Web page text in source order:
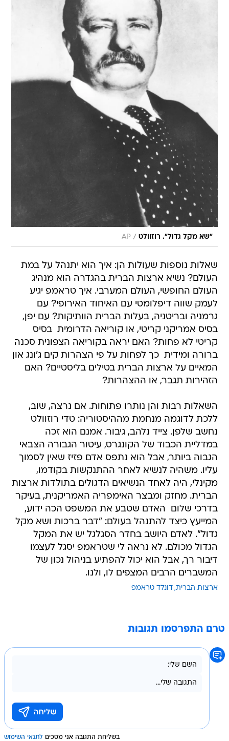
"שא מקל גדול". רוזוולט /
AP
שאלות נוספות שעולות הן: איך הוא יתנהל על במת
העולם? נשיא ארצות הברית בהגדרה הוא מנהיג
העולם החופשי, העולם המערבי. איך טראמפ יגיע
לעמק שווה דיפלומטי עם האיחוד האירופי? עם
גרמניה ובריטניה, בעלות הברית הוותיקות? עם יפן,
בסיס אמריקני קריטי, או קוריאה הדרומית  בסיס
קריטי לא פחות? האם יראה בקוריאה הצפונית סכנה
ברורה ומידית  כך לפחות על פי הצהרות קים ג'ונג און
המאיים על ארצות הברית בטילים בליסטיים? האם
הזהירות תגבר, או ההצהרות?
השאלות רבות והן נותרו פתוחות. אם נרצה, שוב,
ללכת לדוגמה מנחמת מההיסטוריה: טדי רוזוולט
נחשב שלפן. צייד נלהב, גיבור. אמנם הוא זכה
במדליית הכבוד של הקונגרס, עיטור הגבורה הצבאי
הגבוה ביותר, אבל הוא נתפס אדם פזיז שאין לסמוך
עליו. משהיה לנשיא לאחר ההתנקשות בקודמו,
מקינלי, היה לאחד הנשיאים הדגולים בתולדות ארצות
הברית. מחזק ומבצר האימפריה האמריקנית, בעיקר
בדרכי שלום  האדם שטבע את המשפט הכה ידוע,
המייעץ כיצד להתנהל בעולם: "דבר ברכות ושא מקל
גדול". לאדם היושב בחדר הסגלגל יש את המקל
הגדול מכולם. לא נראה לי שטראמפ יסגל לעצמו
דיבור רך, אבל הוא יכול להפתיע בניהול נכון של
המשברים הרבים המצפים לו, ולנו.
ארצות הברית דונלד טראמפ
טרם התפרסמו תגובות
בשליחת התגובה אני מסכים לתנאי השימוש